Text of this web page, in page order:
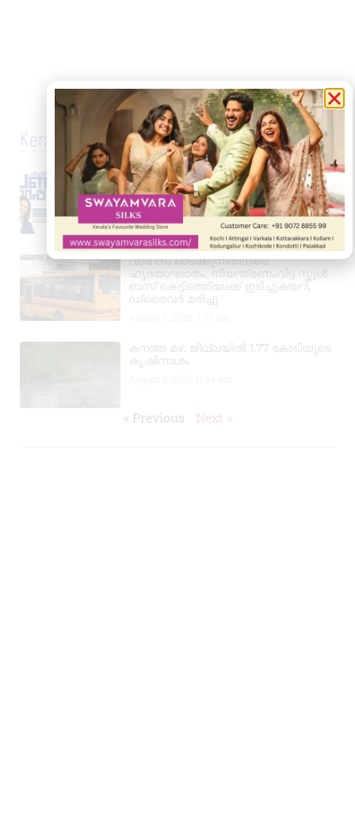
Kerala News
പ്രൊഫഷണൽ അക്കൗണ്ടന്റാകാൻ
അവസരം; കിലിമാനൂരിൽ Elixer
Institute Of Accounting-ൽ
അഡ്മിഷൻ ആരംഭിച്ചു
August 6, 2026 3:37 pm
വാഹനം ഓടിക്കുന്നതിനിടെ
ഹൃദയാഘാതം; നിയന്ത്രണംവിട്ട സ്കൂൾ
ബസ് കെട്ടിടത്തിലേക്ക് ഇടിച്ചുകയറി,
ഡ്രൈവർ മരിച്ചു
കനത്ത മഴ: ജില്ലയിൽ 1.77 കോടിയുടെ
കൃഷിനാശം
« Previous Next »